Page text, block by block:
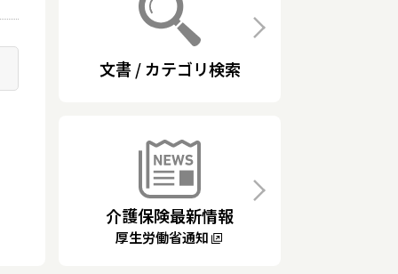
文書 / カテゴリ検索
介護保険最新情報
厚生労働省通知